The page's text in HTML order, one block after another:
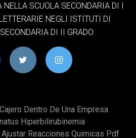
NELLA SCUOLA SECONDARIA DI I
NEGLI ISTITUTI DI
DI II GRADO
Dentro De Una Empresa
Hiperbilirubinemia
Reacciones Quimicas Pdf